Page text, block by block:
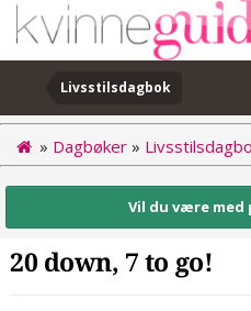
Livsstilsdagbok
» Dagbøker »
Vil du være med
20 down, 7 to go!